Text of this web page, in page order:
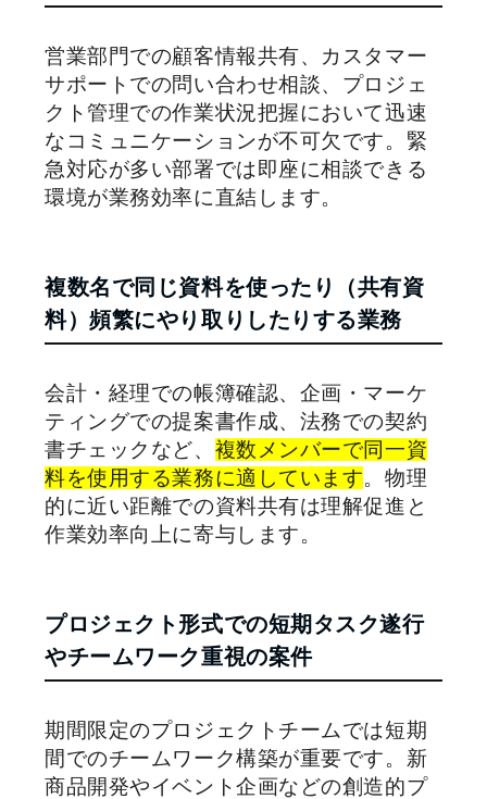
営業部門での顧客情報共有、カスタマー
サポートでの問い合わせ相談、プロジェ
クト管理での作業状況把握において迅速
なコミュニケーションが不可欠です。緊
急対応が多い部署では即座に相談できる
環境が業務効率に直結します。
複数名で同じ資料を使ったり（共有資
料）頻繁にやり取りしたりする業務
会計・経理での帳簿確認、企画・マーケ
ティングでの提案書作成、法務での契約
書チェックなど、 複数メンバーで同一資
料を使用する業務に適しています。物理
的に近い距離での資料共有は理解促進と
作業効率向上に寄与します。
プロジェクト形式での短期タスク遂行
やチームワーク重視の案件
期間限定のプロジェクトチームでは短期
間でのチームワーク構築が重要です。新
商品開発やイベント企画などの創造的プ